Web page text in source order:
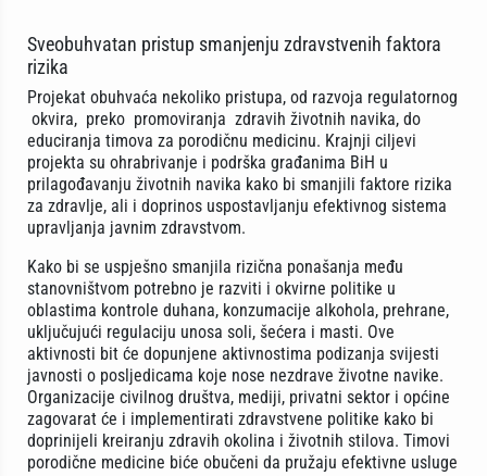
Sveobuhvatan pristup smanjenju zdravstvenih faktora
rizika
Projekat obuhvaća nekoliko pristupa, od razvoja regulatornog
okvira, preko promoviranja zdravih životnih navika, do
educiranja timova za porodičnu medicinu. Krajnji ciljevi
projekta su ohrabrivanje i podrška građanima BiH u
prilagođavanju životnih navika kako bi smanjili faktore rizika
za zdravlje, ali i doprinos uspostavljanju efektivnog sistema
upravljanja javnim zdravstvom.
Kako bi se uspješno smanjila rizična ponašanja među
stanovništvom potrebno je razviti i okvirne politike u
oblastima kontrole duhana, konzumacije alkohola, prehrane,
uključujući regulaciju unosa soli, šećera i masti. Ove
aktivnosti bit će dopunjene aktivnostima podizanja svijesti
javnosti o posljedicama koje nose nezdrave životne navike.
Organizacije civilnog društva, mediji, privatni sektor i općine
zagovarat će i implementirati zdravstvene politike kako bi
doprinijeli kreiranju zdravih okolina i životnih stilova. Timovi
porodične medicine biće obučeni da pružaju efektivne usluge